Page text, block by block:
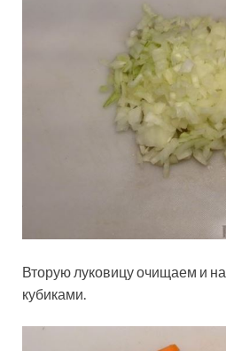
Вторую луковицу очищаем и
кубиками.